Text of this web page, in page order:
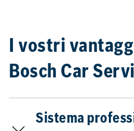
I vostri
Bosch Car
Sistema